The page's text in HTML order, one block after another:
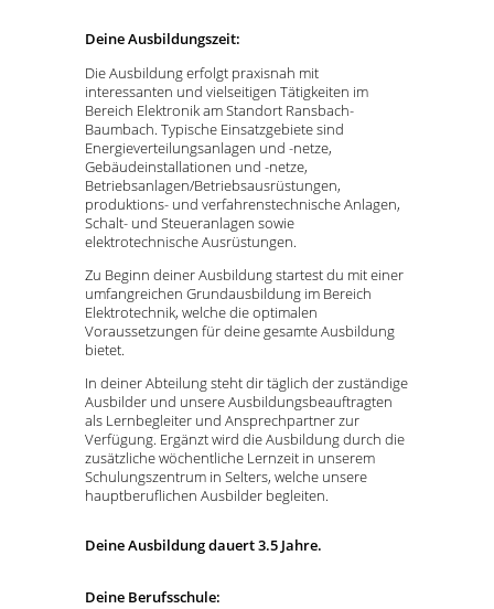
Deine Ausbildungszeit:
Die Ausbildung erfolgt praxisnah mit
interessanten und vielseitigen Tätigkeiten im
Bereich Elektronik am Standort Ransbach-
Baumbach. Typische Einsatzgebiete sind
Energieverteilungsanlagen und -netze,
Gebäudeinstallationen und -netze,
Betriebsanlagen/Betriebsausrüstungen,
produktions- und verfahrenstechnische Anlagen,
Schalt- und Steueranlagen sowie
elektrotechnische Ausrüstungen.
Zu Beginn deiner Ausbildung startest du mit einer
umfangreichen Grundausbildung im Bereich
Elektrotechnik, welche die optimalen
Voraussetzungen für deine gesamte Ausbildung
bietet.
In deiner Abteilung steht dir täglich der zuständige
Ausbilder und unsere Ausbildungsbeauftragten
als Lernbegleiter und Ansprechpartner zur
Verfügung. Ergänzt wird die Ausbildung durch die
zusätzliche wöchentliche Lernzeit in unserem
Schulungszentrum in Selters, welche unsere
hauptberuflichen Ausbilder begleiten.
Deine Ausbildung dauert 3.5 Jahre.
Deine Berufsschule: